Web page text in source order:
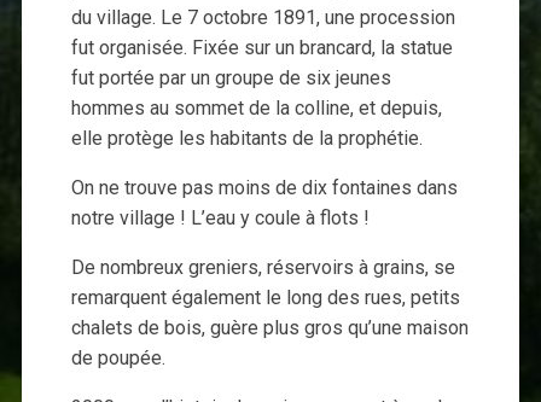
du village. Le 7 octobre 1891, une procession
fut organisée. Fixée sur un brancard, la statue
fut portée par un groupe de six jeunes
hommes au sommet de la colline, et depuis,
elle protège les habitants de la prophétie.
On ne trouve pas moins de dix fontaines dans
notre village ! L’eau y coule à flots !
De nombreux greniers, réservoirs à grains, se
remarquent également le long des rues, petits
chalets de bois, guère plus gros qu’une maison
de poupée.